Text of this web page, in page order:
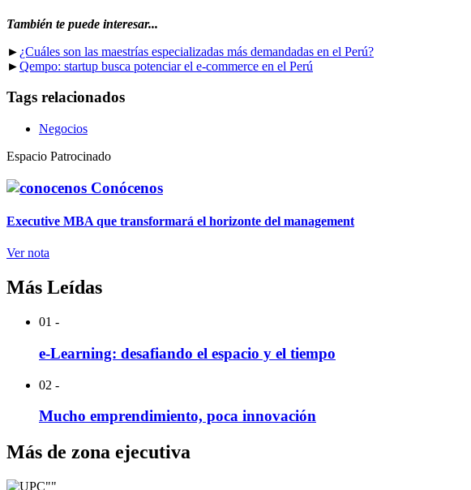
También te puede interesar...
► ¿Cuáles son las maestrías especializadas más demandadas en el Perú?
►Qempo: startup busca potenciar el e-commerce en el Perú
Tags relacionados
Negocios
Espacio Patrocinado
Conócenos
Executive MBA que transformará el horizonte del management
Ver nota
Más Leídas
01 -
e-Learning: desafiando el espacio y el tiempo
02 -
Mucho emprendimiento, poca innovación
Más de zona ejecutiva